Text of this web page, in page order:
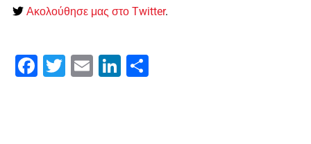
Ακολούθησε μας στο Twitter.
Facebook
Twitter Email LinkedIn